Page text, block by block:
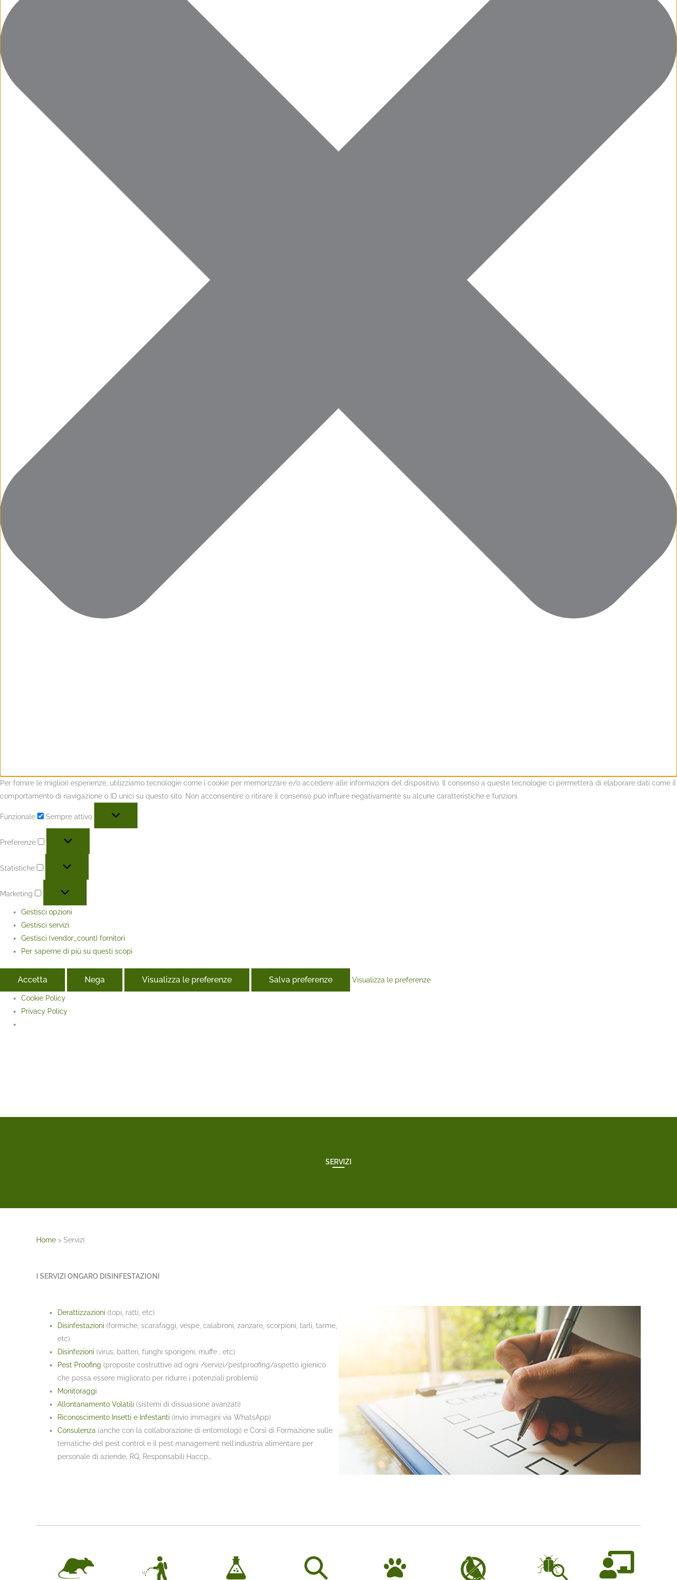
Per fornire le migliori esperienze, utilizziamo tecnologie come i cookie per memorizzare e/o accedere alle informazioni del dispositivo. Il consenso a queste tecnologie ci permetterà di elaborare dati come il
comportamento di navigazione o ID unici su questo sito. Non acconsentire o ritirare il consenso può influire negativamente su alcune caratteristiche e funzioni.
Funzionale Sempre attivo
Preferenze
Statistiche
Marketing
Gestisci opzioni
Gestisci servizi
Gestisci {vendor_count} fornitori
Per saperne di più su questi scopi
Accetta Nega Visualizza le preferenze Salva preferenze Visualizza le preferenze
Cookie Policy
Privacy Policy
SERVIZI
Home > Servizi
I SERVIZI ONGARO DISINFESTAZIONI
Derattizzazioni (topi, ratti, etc)
Disinfestazioni (formiche, scarafaggi, vespe, calabroni, zanzare, scorpioni, tarli, tarme,
etc)
Disinfezioni (virus, batteri, funghi sporigeni, muffe , etc)
Pest Proofing (proposte costruttive ad ogni /servizi/pestproofing/aspetto igienico
che possa essere migliorato per ridurre i potenziali problemi)
Monitoraggi
Allontanamento Volatili (sistemi di dissuasione avanzati)
Riconoscimento Insetti e Infestanti (invio immagini via WhatsApp)
Consulenza (anche con la collaborazione di entomologi) e Corsi di Formazione sulle
tematiche del pest control e il pest management nell’industria alimentare per
personale di aziende, RQ, Responsabili Haccp…